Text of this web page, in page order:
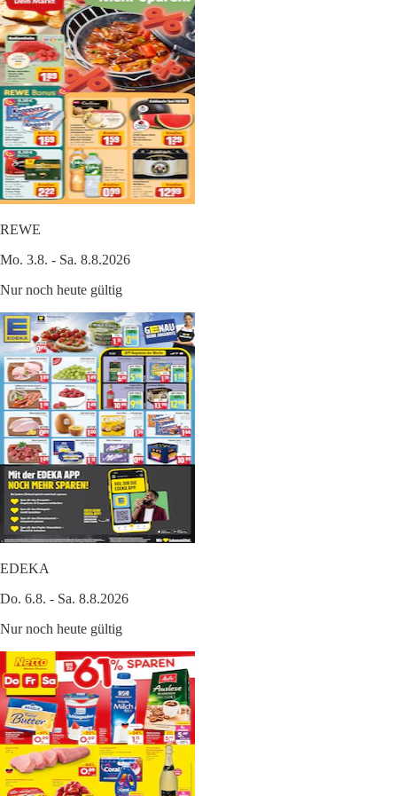
REWE
Mo. 3.8. - Sa. 8.8.2026
Nur noch heute gültig
EDEKA
Do. 6.8. - Sa. 8.8.2026
Nur noch heute gültig